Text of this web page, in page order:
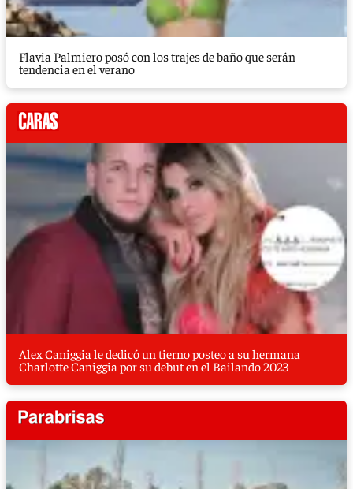
Flavia Palmiero posó con los trajes de baño que serán
tendencia en el verano
Alex Caniggia le dedicó un tierno posteo a su hermana
Charlotte Caniggia por su debut en el Bailando 2023